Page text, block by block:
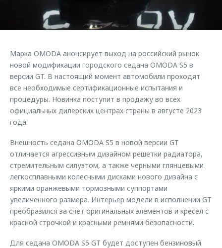
Кредитный калькулятор
Одежда и сувениры
Оригинальные аксессуары
Запчасти
Трейд-ин
Клиентская поддержка
O&J Автоклуб
Приложение O&J
Аксессуары
Одежда и сувениры
Оригинальные аксессуары
Обратная связь
Марка OMODA анонсирует выход на российский рынок
новой модификации городского седана OMODA S5 в
версии GT. В настоящий момент автомобили проходят
все необходимые сертификационные испытания и
процедуры. Новинка поступит в продажу во всех
официальных дилерских центрах страны в августе 2023
года.
Внешность седана OMODA S5 в новой версии GT
отличается агрессивным дизайном решетки радиатора,
стремительным силуэтом, а также черными глянцевыми
легкосплавными колесными дисками нового дизайна с
яркими оранжевыми тормозными суппортами
увеличенного размера. Интерьер модели в исполнении GT
преобразился за счет оригинальных элементов и кресел с
красной строчкой и красными ремнями безопасности.
Для седана OMODA S5 GT будет доступен бензиновый